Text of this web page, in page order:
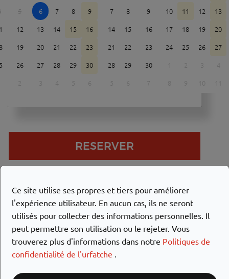
5 6 7 8
9
12 13 14 15
16
19 20 21 22
23
26 27 28 29
30
2 3 4 5 6
7
8 9 10 11 12
13
14
15 16 17 18 19
20
21
22 23 24 25 26
27
28
29 30 2 3
4
5
6 7 8 9 10
RESERVER
LES TAUX
Lundi Mardi Mercredi Jeudi Vendredi
159.00€ 159.00€ 159.00€ 159.00€ 159.00€
Ce site utilise ses propres et tiers pour améliorer
l'expérience utilisateur. En aucun cas, ils ne seront
utilisés pour collecter des informations personnelles. Il
peut permettre son utilisation ou le rejeter. Vous
trouverez plus d'informations dans notre Politiques de
confidentialité de l'urfatche